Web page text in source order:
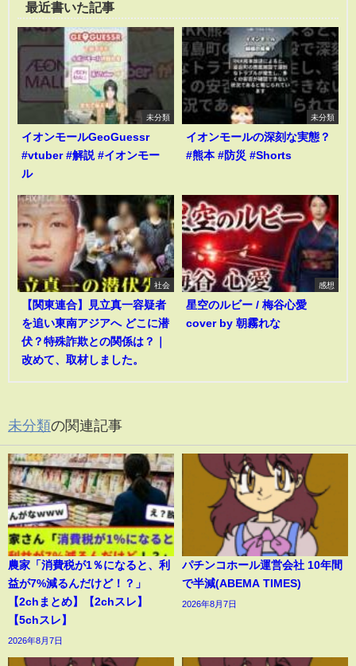
最近書いた記事
未分類
イオンモールGeoGuessr
#vtuber #解説 #イオンモー
ル
未分類
イオンモールの深刻な実態？
#熊本 #防災 #Shorts
社会
【関東連合】見立真一容疑者
を追い東南アジアへ どこに潜
伏？特殊詐欺との関係は？｜
改めて、取材しました。
感想
星空のルビー / 梅谷心愛
cover by 朝霧れな
未分類の関連記事
農家「消費税が1％になると、利
益が7%減るんだけど！？」
【2chまとめ】【2chスレ】
【5chスレ】
2026年8月7日
パチンコホール運営会社 10年間
で半減(ABEMA TIMES)
2026年8月7日